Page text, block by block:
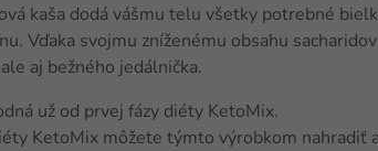
kaša dodá vášmu telu všetky potrebné
Vďaka svojmu zníženému obsahu
aj bežného jedálnička.
už od prvej fázy diéty KetoMix.
KetoMix môžete týmto výrobkom nahradiť